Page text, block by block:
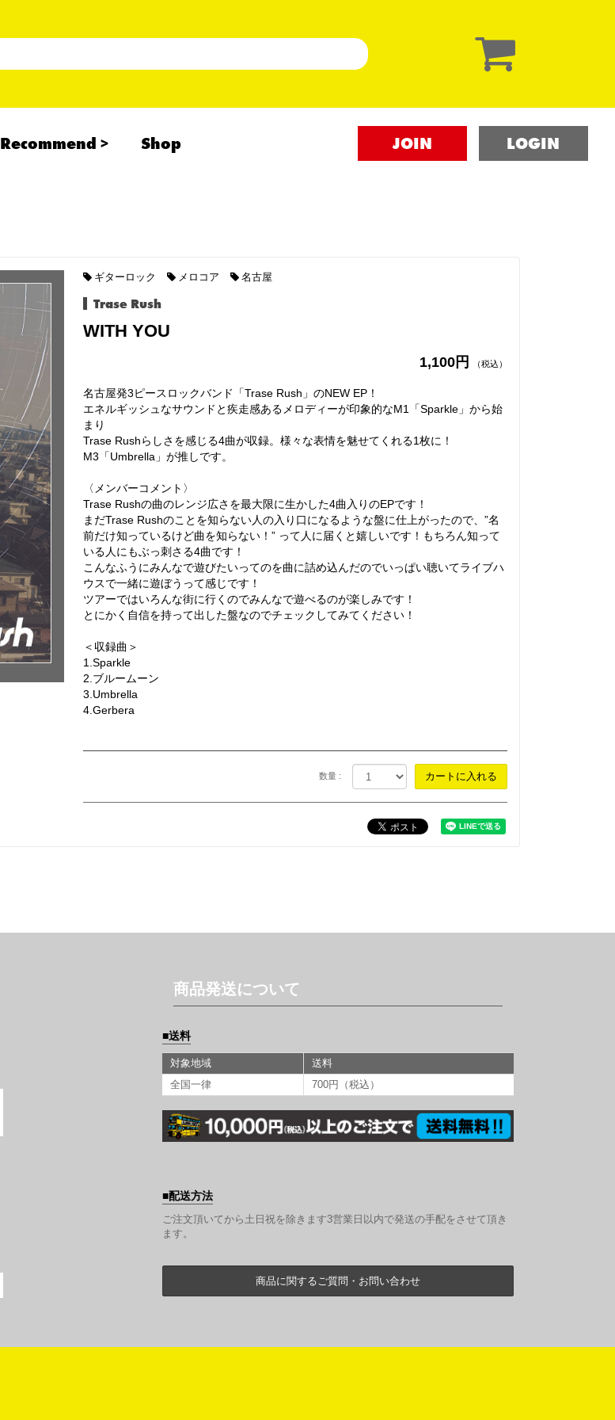
Recommend Shop JOIN LOGIN
ギターロック メロコア 名古屋
Trase Rush
WITH YOU
1,100円 （税込）
名古屋発3ピースロックバンド「Trase Rush」のNEW EP！
エネルギッシュなサウンドと疾走感あるメロディーが印象的なM1「Sparkle」から始
まり
Trase Rushらしさを感じる4曲が収録。様々な表情を魅せてくれる1枚に！
M3「Umbrella」が推しです。
〈メンバーコメント〉
Trase Rushの曲のレンジ広さを最大限に生かした4曲入りのEPです！
まだTrase Rushのことを知らない人の入り口になるような盤に仕上がったので、”名
前だけ知っているけど曲を知らない！” って人に届くと嬉しいです！もちろん知って
いる人にもぶっ刺さる4曲です！
こんなふうにみんなで遊びたいってのを曲に詰め込んだのでいっぱい聴いてライブハ
ウスで一緒に遊ぼうって感じです！
ツアーではいろんな街に行くのでみんなで遊べるのが楽しみです！
とにかく自信を持って出した盤なのでチェックしてみてください！
＜収録曲＞
1.Sparkle
2.ブルームーン
3.Umbrella
4.Gerbera
数量 :
商品発送について
送料
対象地域
送料
全国一律
700円（税込）
配送方法
ご注文頂いてから土日祝を除きます3営業日以内で発送の手配をさせて頂き
ます。
商品に関するご質問・お問い合わせ